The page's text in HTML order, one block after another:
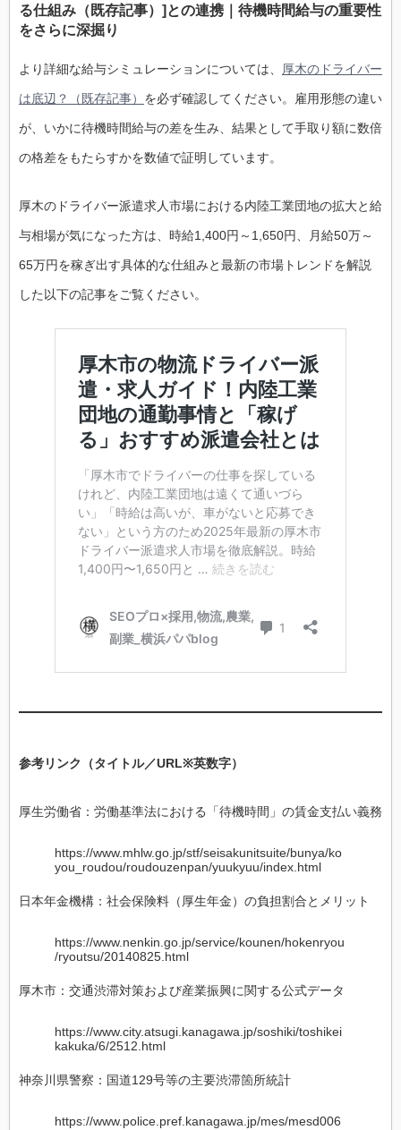
る仕組み（既存記事）]との連携｜待機時間給与の重要性
をさらに深掘り
より詳細な給与シミュレーションについては、 厚木のドライバー
は底辺？（既存記事） を必ず確認してください。雇用形態の違い
が、いかに待機時間給与の差を生み、結果として手取り額に数倍
の格差をもたらすかを数値で証明しています。
厚木のドライバー派遣求人市場における内陸工業団地の拡大と給
与相場が気になった方は、時給1,400円～1,650円、月給50万～
65万円を稼ぎ出す具体的な仕組みと最新の市場トレンドを解説
した以下の記事をご覧ください。
参考リンク（タイトル／URL※英数字）
厚生労働省：労働基準法における「待機時間」の賃金支払い義務
https://www.mhlw.go.jp/stf/seisakunitsuite/bunya/ko
you_roudou/roudouzenpan/yuukyuu/index.html
日本年金機構：社会保険料（厚生年金）の負担割合とメリット
https://www.nenkin.go.jp/service/kounen/hokenryou
/ryoutsu/20140825.html
厚木市：交通渋滞対策および産業振興に関する公式データ
https://www.city.atsugi.kanagawa.jp/soshiki/toshikei
kakuka/6/2512.html
神奈川県警察：国道129号等の主要渋滞箇所統計
https://www.police.pref.kanagawa.jp/mes/mesd006